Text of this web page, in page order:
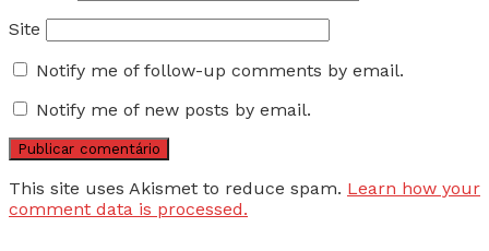
Site
Notify me of follow-up comments by email.
Notify me of new posts by email.
This site uses Akismet to reduce spam. Learn how your
comment data is processed.